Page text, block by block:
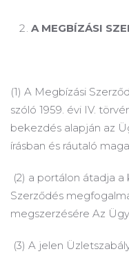
A MEGBÍZÁSI
(1) A Megbízási
szóló 1959. évi IV.
bekezdés alapján az
írásban és ráutaló
(2) a portálon átadja
Szerződés
megszerzésére Az
(3) A jelen